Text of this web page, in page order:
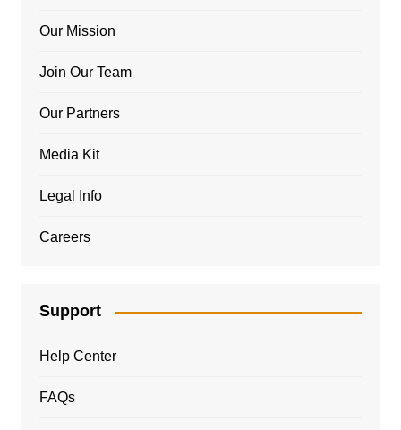
Our Mission
Join Our Team
Our Partners
Media Kit
Legal Info
Careers
Support
Help Center
FAQs